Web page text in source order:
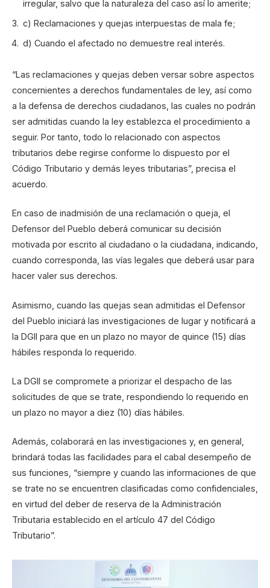
irregular, salvo que la naturaleza del caso así lo amerite;
c) Reclamaciones y quejas interpuestas de mala fe;
d) Cuando el afectado no demuestre real interés.
“Las reclamaciones y quejas deben versar sobre aspectos
concernientes a derechos fundamentales de ley, así como
a la defensa de derechos ciudadanos, las cuales no podrán
ser admitidas cuando la ley establezca el procedimiento a
seguir. Por tanto, todo lo relacionado con aspectos
tributarios debe regirse conforme lo dispuesto por el
Código Tributario y demás leyes tributarias”, precisa el
acuerdo.
En caso de inadmisión de una reclamación o queja, el
Defensor del Pueblo deberá comunicar su decisión
motivada por escrito al ciudadano o la ciudadana, indicando,
cuando corresponda, las vías legales que deberá usar para
hacer valer sus derechos.
Asimismo, cuando las quejas sean admitidas el Defensor
del Pueblo iniciará las investigaciones de lugar y notificará a
la DGII para que en un plazo no mayor de quince (15) días
hábiles responda lo requerido.
La DGII se compromete a priorizar el despacho de las
solicitudes de que se trate, respondiendo lo requerido en
un plazo no mayor a diez (10) días hábiles.
Además, colaborará en las investigaciones y, en general,
brindará todas las facilidades para el cabal desempeño de
sus funciones, “siempre y cuando las informaciones de que
se trate no se encuentren clasificadas como confidenciales,
en virtud del deber de reserva de la Administración
Tributaria establecido en el artículo 47 del Código
Tributario”.